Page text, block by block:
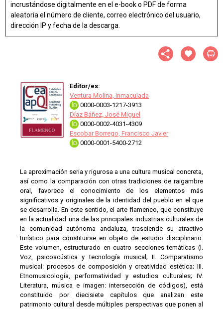
incrustándose digitalmente en el e-book o PDF de forma
aleatoria el número de cliente, correo electrónico del usuario,
dirección IP y fecha de la descarga.
Editor/es:
Ventura Molina, Inmaculada
0000-0003-1217-3913
Díaz Báñez, José Miguel
0000-0002-4031-4309
Escobar Borrego, Francisco Javier
0000-0001-5400-2712
La aproximación seria y rigurosa a una cultura musical concreta,
así como la comparación con otras tradiciones de raigambre
oral, favorece el conocimiento de los elementos más
significativos y originales de la identidad del pueblo en el que
se desarrolla. En este sentido, el arte flamenco, que constituye
en la actualidad una de las principales industrias culturales de
la comunidad autónoma andaluza, trasciende su atractivo
turístico para constituirse en objeto de estudio disciplinario.
Este volumen, estructurado en cuatro secciones temáticas (I.
Voz, psicoacústica y tecnología musical; II. Comparatismo
musical: procesos de composición y creatividad estética; III.
Etnomusicología, performatividad y estudios culturales; IV.
Literatura, música e imagen: intersección de códigos), está
constituido por diecisiete capítulos que analizan este
patrimonio cultural desde múltiples perspectivas que ponen al